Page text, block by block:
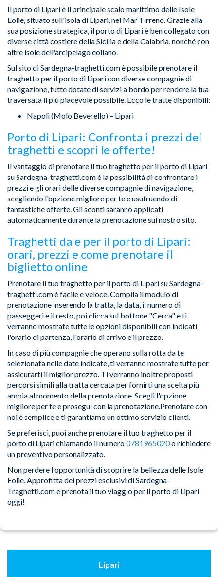
Il porto di Lipari è il principale scalo marittimo delle Isole
Eolie, situato sull'isola di Lipari, nel Mar Tirreno. Grazie alla
sua posizione strategica, il porto di Lipari è ben collegato con
diverse città costiere della Sicilia e della Calabria, nonché con
altre isole dell'arcipelago eoliano.
Sul sito di Sardegna-traghetti.com è possibile prenotare il
traghetto per il porto di Lipari con diverse compagnie di
navigazione, tutte dotate di servizi a bordo per rendere la tua
traversata il più piacevole possibile. Ecco le tratte disponibili:
Napoli (Molo Beverello) – Lipari
Porto di Lipari: Confronta i prezzi dei
traghetti e scopri le offerte!
Il vantaggio di prenotare il tuo traghetto per il porto di Lipari
su Sardegna-traghetti.com è la possibilità di confrontare i
prezzi e gli orari delle diverse compagnie di navigazione,
scegliendo l'opzione migliore per te e usufruendo di
fantastiche offerte. Gli sconti saranno applicati
automaticamente durante la prenotazione sul nostro sito.
Traghetti da e per il porto di Lipari:
orari, prezzi e come prenotare il
biglietto online
Prenotare il tuo traghetto per il porto di Lipari su Sardegna-
traghetti.com è facile e veloce. Compila il modulo di
prenotazione inserendo la tratta, la data, il numero di
passeggeri e il resto, poi clicca sul bottone "Cerca" e ti
verranno mostrate tutte le opzioni disponibili con indicati
l'orario di partenza, l'orario di arrivo e il prezzo.
In caso di più compagnie che operano sulla rotta da te
selezionata nelle date indicate, ti verranno mostrate tutte per
assicurarti il miglior prezzo. Ti verranno inoltre proposti
percorsi simili alla tratta cercata per fornirti una scelta più
ampia al momento della prenotazione. Scegli l'opzione
migliore per te e prosegui con la prenotazione.Prenotare con
noi è semplice e ti garantiamo un ottimo servizio clienti.
Se preferisci, puoi anche prenotare il tuo traghetto per il
porto di Lipari chiamando il numero0781965020o richiedere
un preventivo personalizzato.
Non perdere l'opportunità di scoprire la bellezza delle Isole
Eolie. Approfitta dei prezzi esclusivi di Sardegna-
Traghetti.com e prenota il tuo viaggio per il porto di Lipari
oggi!
Lipari